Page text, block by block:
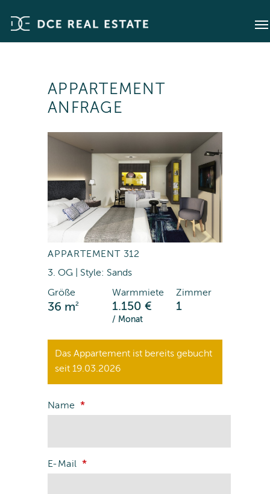
APPARTEMENT
ANFRAGE
APPARTEMENT 312
3. OG | Style: Sands
Größe
36 m2
Warmmiete
1.150 €
/ Monat
Zimmer
1
Das Appartement ist bereits gebucht
seit 19.03.2026
Name
E-Mail